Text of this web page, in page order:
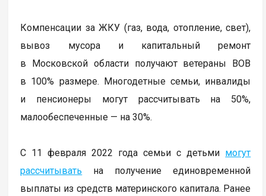
Компенсации за ЖКУ (газ, вода, отопление, свет),
вывоз мусора и капитальный ремонт
в Московской области получают ветераны ВОВ
в 100% размере. Многодетные семьи, инвалиды
и пенсионеры могут рассчитывать на 50%,
малообеспеченные — на 30%.
С 11 февраля 2022 года семьи с детьми могут
рассчитывать на получение единовременной
выплаты из средств материнского капитала. Ранее